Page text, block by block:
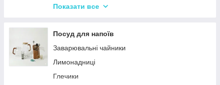
Кухонні підставки
Терки
Набори для спецій
Ємності для зберігання
Набори кухонних ножів і лопаток
Показати все
Посуд для напоїв
Заварювальні чайники
Лимонадниці
Глечики